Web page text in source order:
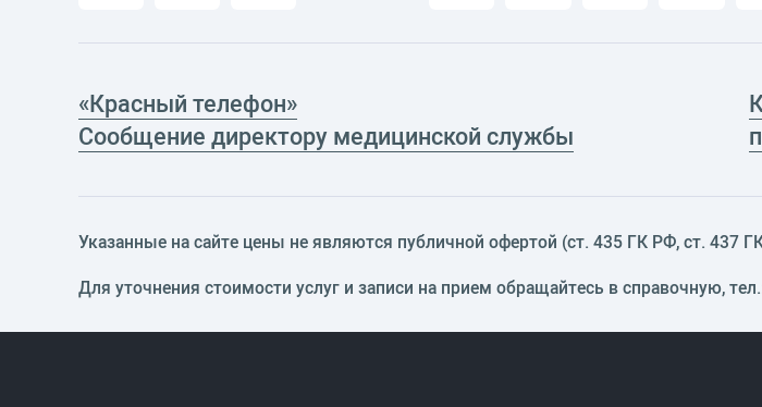
«Красный телефон»
Сообщение директору медицинской службы
Указанные на сайте цены не являются публичной офертой (ст. 435 ГК РФ, cт. 437
Для уточнения стоимости услуг и записи на прием обращайтесь в справочную,